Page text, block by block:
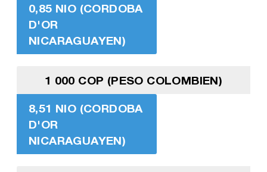
0,85 NIO (CORDOBA
D'OR
NICARAGUAYEN)
1 000 COP (PESO COLOMBIEN)
8,51 NIO (CORDOBA
D'OR
NICARAGUAYEN)